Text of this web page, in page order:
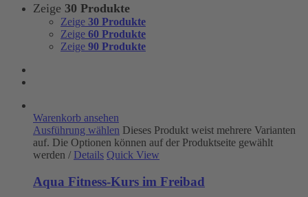
Zeige 30 Produkte
Zeige 30 Produkte
Zeige 60 Produkte
Zeige 90 Produkte
Warenkorb ansehen
Ausführung wählen Dieses Produkt weist mehrere Varianten
auf. Die Optionen können auf der Produktseite gewählt
werden / Details Quick View
Aqua Fitness-Kurs im Freibad